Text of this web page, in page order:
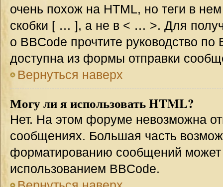
очень похож на HTML, но теги в
скобки [ … ], а не в < … >. Для
о BBCode прочтите руководство
доступна из формы отправки
Вернуться наверх
Могу ли я использовать HTML?
Нет. На этом форуме невозможна
сообщениях. Большая часть
форматированию сообщений может
использованием BBCode.